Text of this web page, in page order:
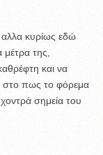
αλλα κυρίως εδώ
της,
και να
στο πως το φόρεμα
σημεία του